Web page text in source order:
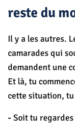
reste du
Il y a les autres.
camarades qui
demandent une
Et là, tu
cette situation, tu
- Soit tu